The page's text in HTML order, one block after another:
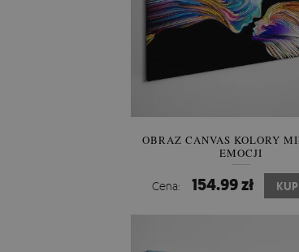
OBRAZ CANVAS KOLORY
EMOCJI
Cena: 154.99 zł KUP